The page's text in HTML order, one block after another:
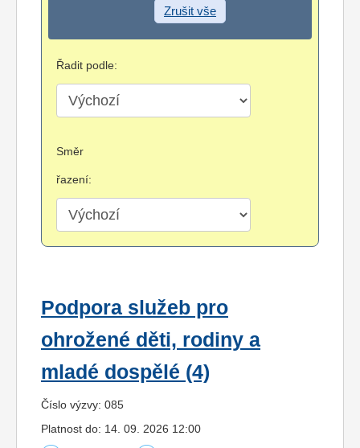
Zrušit vše
Řadit podle:
Směr
řazení:
Podpora služeb pro
ohrožené děti, rodiny a
mladé dospělé (4)
Číslo výzvy: 085
Platnost do: 14. 09. 2026 12:00